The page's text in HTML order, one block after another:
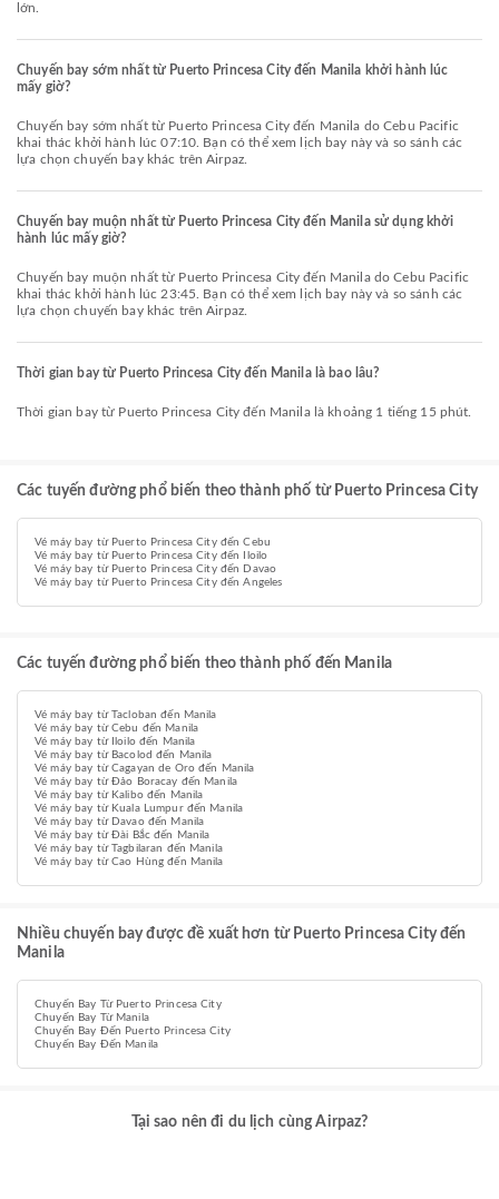
lớn.
Chuyến bay sớm nhất từ Puerto Princesa City đến Manila khởi hành lúc
mấy giờ?
Chuyến bay sớm nhất từ Puerto Princesa City đến Manila do Cebu Pacific
khai thác khởi hành lúc 07:10. Bạn có thể xem lịch bay này và so sánh các
lựa chọn chuyến bay khác trên Airpaz.
Chuyến bay muộn nhất từ Puerto Princesa City đến Manila sử dụng khởi
hành lúc mấy giờ?
Chuyến bay muộn nhất từ Puerto Princesa City đến Manila do Cebu Pacific
khai thác khởi hành lúc 23:45. Bạn có thể xem lịch bay này và so sánh các
lựa chọn chuyến bay khác trên Airpaz.
Thời gian bay từ Puerto Princesa City đến Manila là bao lâu?
Thời gian bay từ Puerto Princesa City đến Manila là khoảng 1 tiếng 15 phút.
Các tuyến đường phổ biến theo thành phố từ Puerto Princesa City
Vé máy bay từ Puerto Princesa City đến Cebu
Vé máy bay từ Puerto Princesa City đến Iloilo
Vé máy bay từ Puerto Princesa City đến Davao
Vé máy bay từ Puerto Princesa City đến Angeles
Các tuyến đường phổ biến theo thành phố đến Manila
Vé máy bay từ Tacloban đến Manila
Vé máy bay từ Cebu đến Manila
Vé máy bay từ Iloilo đến Manila
Vé máy bay từ Bacolod đến Manila
Vé máy bay từ Cagayan de Oro đến Manila
Vé máy bay từ Đảo Boracay đến Manila
Vé máy bay từ Kalibo đến Manila
Vé máy bay từ Kuala Lumpur đến Manila
Vé máy bay từ Davao đến Manila
Vé máy bay từ Đài Bắc đến Manila
Vé máy bay từ Tagbilaran đến Manila
Vé máy bay từ Cao Hùng đến Manila
Nhiều chuyến bay được đề xuất hơn từ Puerto Princesa City đến
Manila
Chuyến Bay Từ Puerto Princesa City
Chuyến Bay Từ Manila
Chuyến Bay Đến Puerto Princesa City
Chuyến Bay Đến Manila
Tại sao nên đi du lịch cùng Airpaz?